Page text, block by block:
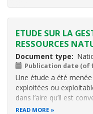
ETUDE SUR LA
RESSOURCES
Document type
Publication date (of
Une étude a été
exploitées ou
dans l’aire qu’il est
Sud-ouest de la Côte
READ MORE